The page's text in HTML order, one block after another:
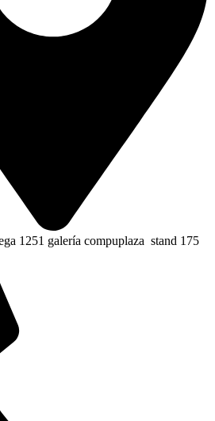
1251 galería compuplaza stand 175